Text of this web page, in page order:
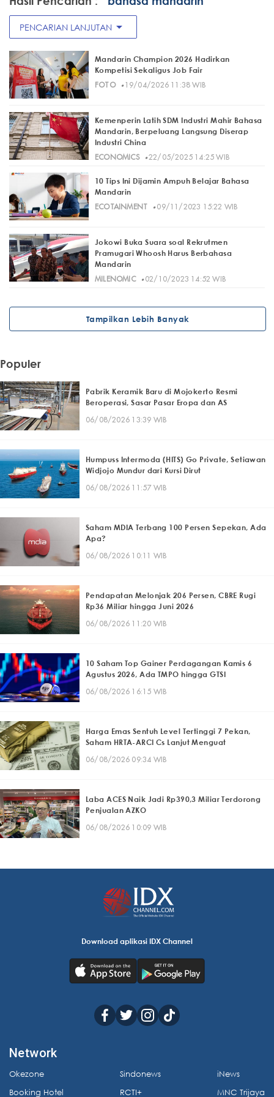
PENCARIAN LANJUTAN arrow_drop_down
Mandarin Champion 2026 Hadirkan
Kompetisi Sekaligus Job Fair
FOTO· 19/04/2026 11:38 WIB
Kemenperin Latih SDM Industri Mahir Bahasa
Mandarin, Berpeluang Langsung Diserap
Industri China
ECONOMICS· 22/05/2025 14:25 WIB
10 Tips Ini Dijamin Ampuh Belajar Bahasa
Mandarin
ECOTAINMENT
· 09/11/2023 15:22 WIB
Jokowi Buka Suara soal Rekrutmen
Pramugari Whoosh Harus Berbahasa
Mandarin
MILENOMIC· 02/10/2023 14:52 WIB
Tampilkan Lebih Banyak
Populer
Pabrik Keramik Baru di Mojokerto Resmi
Beroperasi, Sasar Pasar Eropa dan AS
06/08/2026 13:39 WIB
Humpuss Intermoda (HITS) Go Private, Setiawan
Widjojo Mundur dari Kursi Dirut
06/08/2026 11:57 WIB
Saham MDIA Terbang 100 Persen Sepekan, Ada
Apa?
06/08/2026 10:11 WIB
Pendapatan Melonjak 206 Persen, CBRE Rugi
Rp36 Miliar hingga Juni 2026
06/08/2026 11:20 WIB
10 Saham Top Gainer Perdagangan Kamis 6
Agustus 2026, Ada TMPO hingga GTSI
06/08/2026 16:15 WIB
Harga Emas Sentuh Level Tertinggi 7 Pekan,
Saham HRTA-ARCI Cs Lanjut Menguat
06/08/2026 09:34 WIB
Laba ACES Naik Jadi Rp390,3 Miliar Terdorong
Penjualan AZKO
06/08/2026 10:09 WIB
Download aplikasi IDX Channel
Network
Okezone
Booking Hotel
Sindonews
RCTI+
iNews
MNC Trijaya